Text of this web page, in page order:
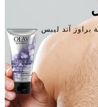
براوز آند ليبس